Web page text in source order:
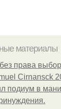
материалы
права
Cirnansck
подиум в